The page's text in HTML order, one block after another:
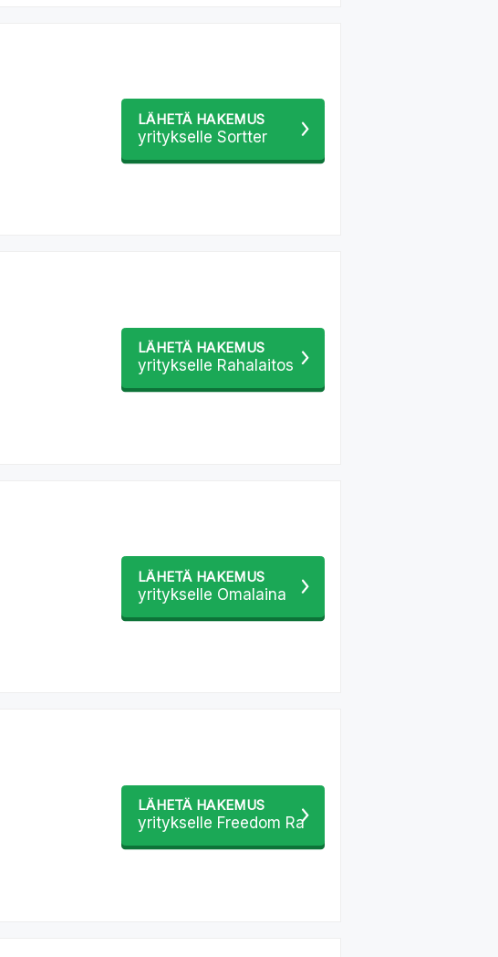
LÄHETÄ HAKEMUS
yritykselle Sortter
LÄHETÄ HAKEMUS
yritykselle Rahalaitos
LÄHETÄ HAKEMUS
yritykselle Omalaina
LÄHETÄ HAKEMUS
yritykselle Freedom Ra